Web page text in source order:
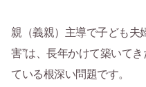
親（義親）主導で子ども夫
害”は、長年かけて築いて
ている根深い問題です。